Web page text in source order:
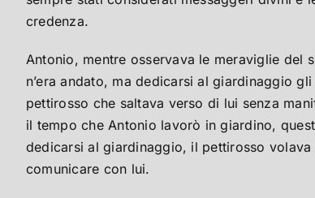
credenza.
Antonio, mentre osservava le meraviglie del
n’era andato, ma dedicarsi al giardinaggio
pettirosso che saltava verso di lui senza
il tempo che Antonio lavorò in giardino,
dedicarsi al giardinaggio, il pettirosso
comunicare con lui.